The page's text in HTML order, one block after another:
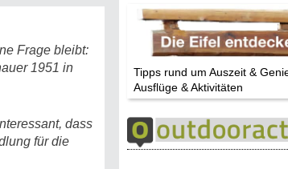
Frage bleibt:
1951 in
dass
für die
Tipps rund um Auszeit &
Ausflüge & Aktivitäten